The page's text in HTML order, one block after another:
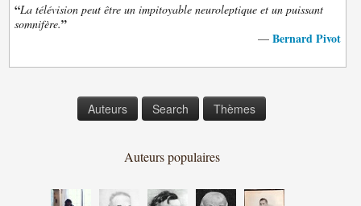
“La télévision peut être un impitoyable neuroleptique et un puissant
somnifère.”
— Bernard Pivot
Auteurs Search Thèmes
Auteurs populaires